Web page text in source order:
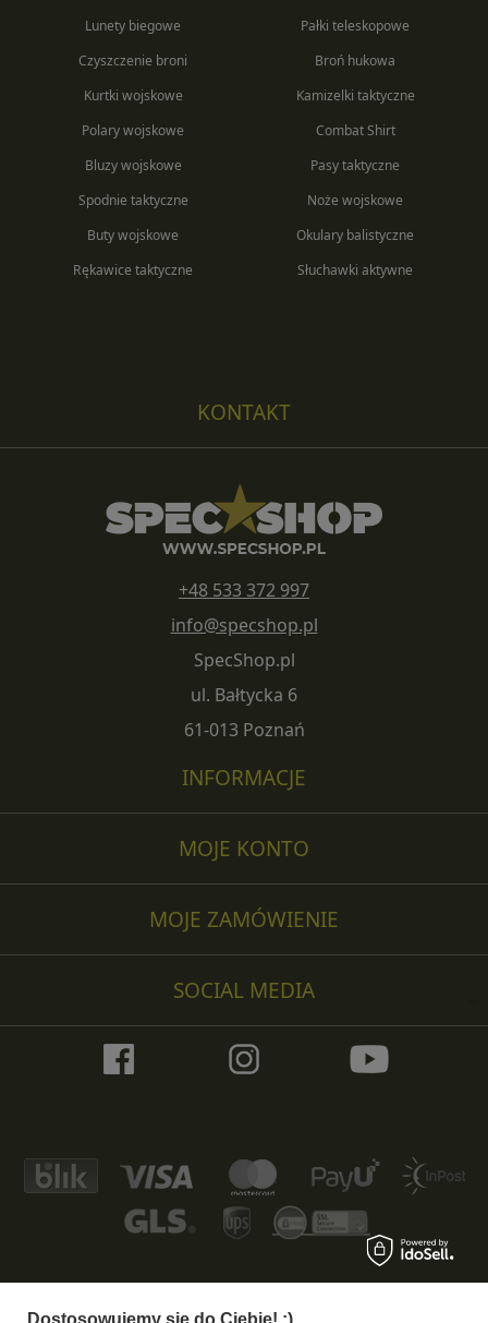
Lunety biegowe
Czyszczenie broni
Pałki teleskopowe
Broń hukowa
Kurtki wojskowe
Polary wojskowe
Bluzy wojskowe
Kamizelki taktyczne
Combat Shirt
Pasy taktyczne
Spodnie taktyczne
Buty wojskowe
Rękawice taktyczne
Noże wojskowe
Okulary balistyczne
Słuchawki aktywne
MOJE ZAMÓWIENIE
MOJE KONTO
KONTAKT
+48 533 372 997
info@specshop.pl
SpecShop.pl
ul. Bałtycka 6
61-013 Poznań
INFORMACJE
SOCIAL MEDIA
Dostosowujemy się do Ciebie! :)